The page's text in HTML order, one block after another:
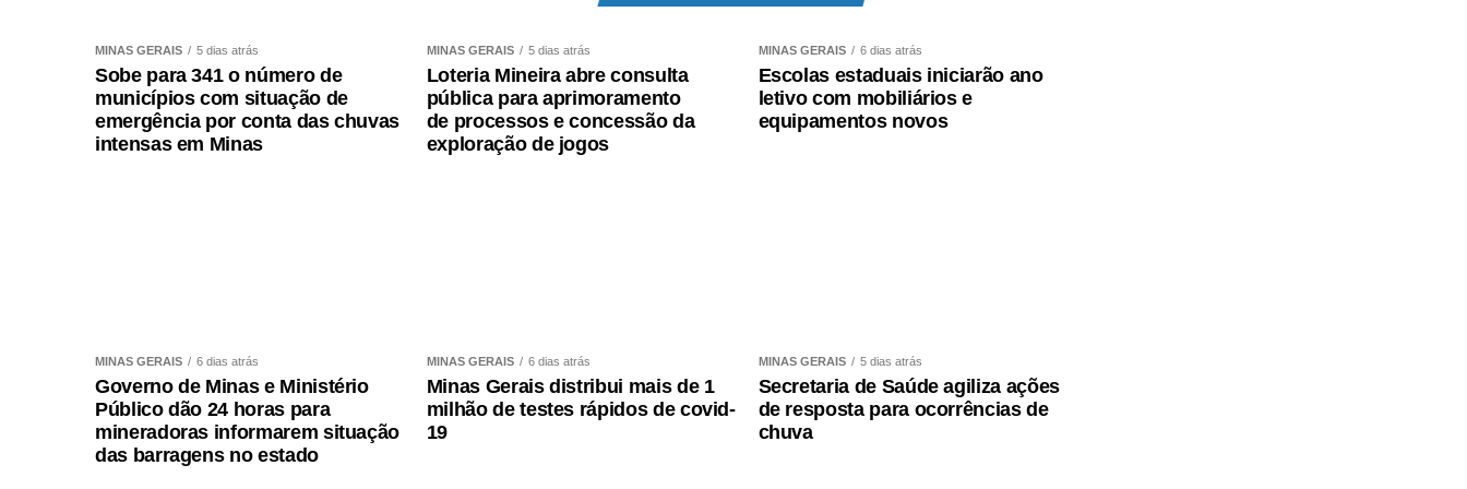
Shopping, Shopping Diamond Mall e Shopping Pátio Savassi, em todos os batalhões,
quartéis e bases comunitárias de
Polícia Militar ,Corpo de Bombeiros
, Delegacias de
Polícia Civil de Minas Geraise em pontos de coleta daCemig. Confira os endereços:
da Cemig
1. Ipatinga (Rua Uberlândia, nº 321, Centro )
2. Itabira (Rua Topázio, 45, Areão)
MINAS GERAIS 5 dias atrás
Sobe para 341 o número de
municípios com situação de
emergência por conta das chuvas
intensas em Minas
MINAS GERAIS 5 dias atrás
Loteria Mineira abre consulta
pública para aprimoramento
de processos e concessão da
exploração de jogos
MINAS GERAIS 6 dias atrás
Escolas estaduais iniciarão ano
letivo com mobiliários e
equipamentos novos
MINAS GERAIS 6 dias atrás
Governo de Minas e Ministério
Público dão 24 horas para
mineradoras informarem situação
das barragens no estado
MINAS GERAIS 6 dias atrás
Minas Gerais distribui mais de 1
milhão de testes rápidos de covid-
19
MINAS GERAIS 5 dias atrás
Secretaria de Saúde agiliza ações
de resposta para ocorrências de
chuva